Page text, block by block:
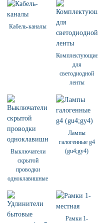
Кабель-каналы
Комплектующие
для
светодиодной
ленты
Выключатели
скрытой
проводки
одноклавишные
Лампы
галогенные g4
(gu4;gy4)
Рамки 1-